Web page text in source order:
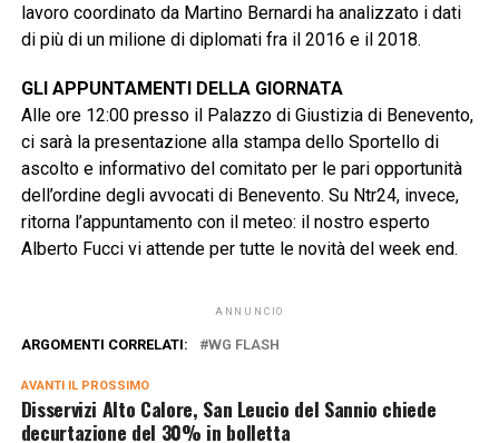
lavoro coordinato da Martino Bernardi ha analizzato i dati
di più di un milione di diplomati fra il 2016 e il 2018.
GLI APPUNTAMENTI DELLA GIORNATA
Alle ore 12:00 presso il Palazzo di Giustizia di Benevento,
ci sarà la presentazione alla stampa dello Sportello di
ascolto e informativo del comitato per le pari opportunità
dell’ordine degli avvocati di Benevento. Su Ntr24, invece,
ritorna l’appuntamento con il meteo: il nostro esperto
Alberto Fucci vi attende per tutte le novità del week end.
ANNUNCIO
ARGOMENTI CORRELATI: WG FLASH
AVANTI IL ​​PROSSIMO
Disservizi Alto Calore, San Leucio del Sannio chiede
decurtazione del 30% in bolletta